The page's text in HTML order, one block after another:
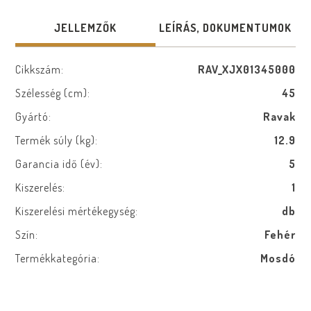
JELLEMZŐK LEÍRÁS, DOKUMENTUMOK
Cikkszám:
RAV_XJX01345000
Szélesség (cm):
45
Gyártó:
Ravak
Termék súly (kg):
12.9
Garancia idő (év):
5
Kiszerelés:
1
Kiszerelési mértékegység:
db
Szín:
Fehér
Termékkategória:
Mosdó